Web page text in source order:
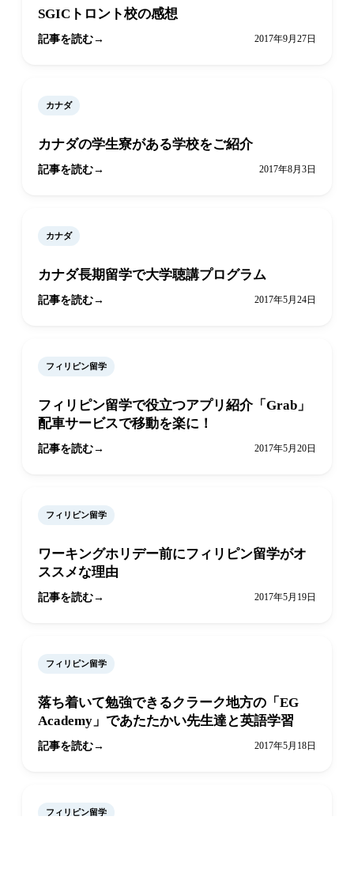
SGICトロント校の感想
記事を読む 2017年9月27日
カナダ
カナダの学生寮がある学校をご紹介
記事を読む 2017年8月3日
カナダ
カナダ長期留学で大学聴講プログラム
記事を読む 2017年5月24日
フィリピン留学
フィリピン留学で役立つアプリ紹介「Grab」
配車サービスで移動を楽に！
記事を読む 2017年5月20日
フィリピン留学
ワーキングホリデー前にフィリピン留学がオ
ススメな理由
記事を読む 2017年5月19日
フィリピン留学
落ち着いて勉強できるクラーク地方の「EG
Academy」であたたかい先生達と英語学習
記事を読む 2017年5月18日
フィリピン留学